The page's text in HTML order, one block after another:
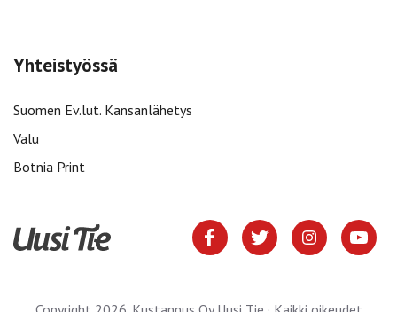
Yhteistyössä
Suomen Ev.lut. Kansanlähetys
Valu
Botnia Print